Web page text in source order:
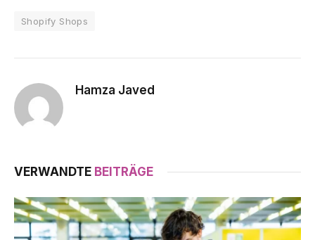
Shopify Shops
Hamza Javed
VERWANDTE BEITRÄGE